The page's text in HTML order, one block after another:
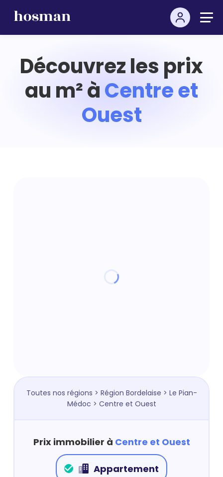
Découvrez les prix
au m² àCentre et
Ouest
Toutes nos régions > Région Bordelaise > Le Pian-
Médoc > Centre et Ouest
Prix immobilier à Centre et Ouest
Appartement